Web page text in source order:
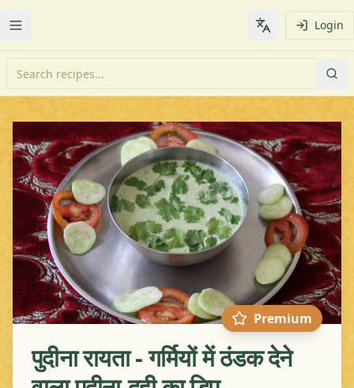
Toggle Menu Change Login
Premium
पुदीना रायता - गर्मियों में ठंडक देने